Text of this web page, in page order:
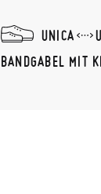
UNICA
BANDGABEL MIT